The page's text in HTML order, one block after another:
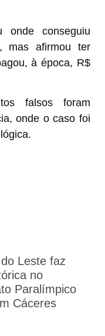
onde conseguiu
mas afirmou ter
à época, R$
falsos foram
onde o caso foi
Leste faz
no
Paralímpico
Cáceres